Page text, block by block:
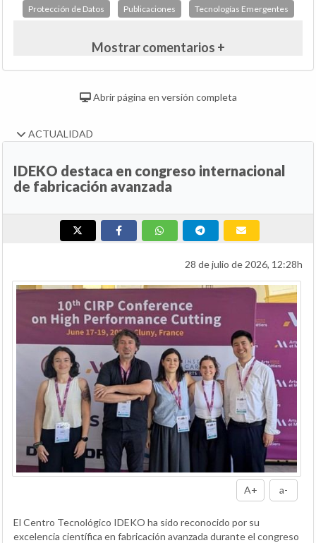
Protección de Datos Publicaciones Tecnologías Emergentes
Mostrar comentarios +
Abrir página en versión completa
ACTUALIDAD
IDEKO destaca en congreso internacional
de fabricación avanzada
28 de julio de 2026, 12:28h
A+ a-
El Centro Tecnológico IDEKO ha sido reconocido por su
excelencia científica en fabricación avanzada durante el congreso